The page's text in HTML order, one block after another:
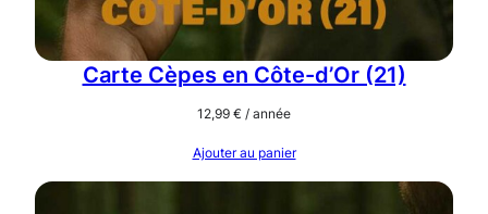
Carte Cèpes en Côte-d’Or (21)
12,99 € / année
Ajouter au panier